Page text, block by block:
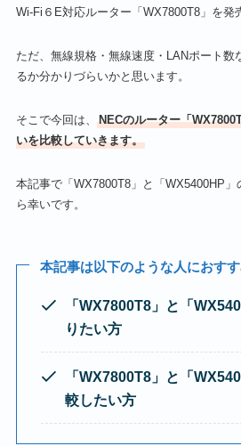
Wi-Fi６E対応ルーター「WX7800T8」を発
ただ、無線規格・無線速度・LANポート数
るか分かりづらいかと思います。
そこで今回は、
NECのルーター「
いを比較していきます。
本記事で「WX7800T8」と「WX5400HP
ら幸いです。
本記事は以下のような人におすす
「WX7800T8」と 「
りたい方
「WX7800T8」と 「
較したい方